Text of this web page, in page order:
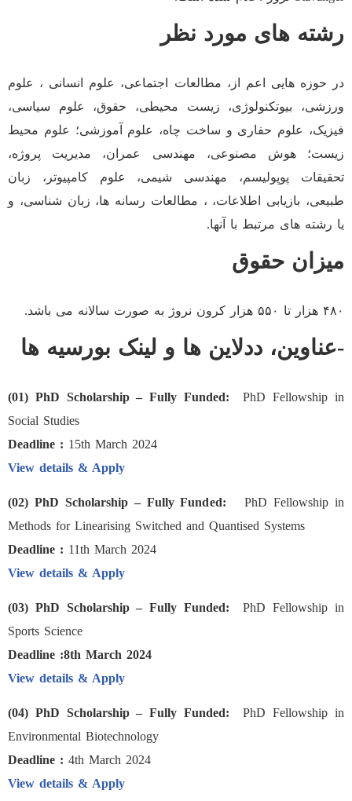
رشته های مورد نظر
در حوزه هایی اعم از، مطالعات اجتماعی، علوم انسانی ، علوم
ورزشی، بیوتکنولوژی، زیست محیطی، حقوق، علوم سیاسی،
فیزیک، علوم حفاری و ساخت چاه، علوم آموزشی؛ علوم محیط
زیست؛ هوش مصنوعی، مهندسی عمران، مدیریت پروژه،
تحقیقات پوپولیسم، مهندسی شیمی، علوم کامپیوتر، زبان
طبیعی، بازیابی اطلاعات، ، مطالعات رسانه ها، زبان شناسی، و
یا رشته های مرتبط با آنها.
میزان حقوق
۴۸۰ هزار تا ۵۵۰ هزار کرون نروژ به صورت سالانه می باشد.
-عناوین، ددلاین ها و لینک بورسیه ها
(01) PhD Scholarship – Fully Funded: PhD Fellowship in
Social Studies
Deadline : 15th March 2024
View details & Apply
(02) PhD Scholarship – Fully Funded: PhD Fellowship in
Methods for Linearising Switched and Quantised Systems
Deadline : 11th March 2024
View details & Apply
(03) PhD Scholarship – Fully Funded: PhD Fellowship in
Sports Science
Deadline :8th March 2024
View details & Apply
(04) PhD Scholarship – Fully Funded: PhD Fellowship in
Environmental Biotechnology
Deadline : 4th March 2024
View details & Apply